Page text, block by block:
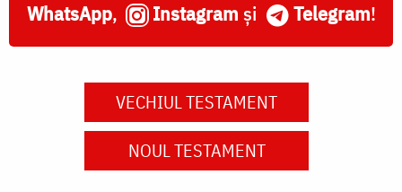
WhatsApp, Instagram și Telegram!
VECHIUL TESTAMENT
NOUL TESTAMENT